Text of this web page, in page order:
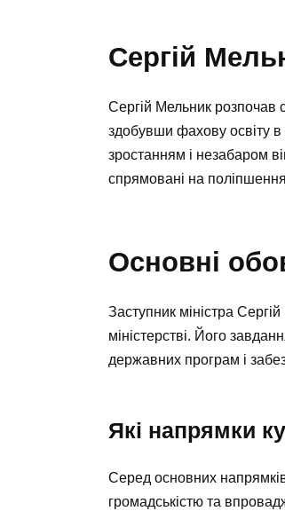
Сергій
Сергій Мельник розпочав
здобувши фахову освіту
зростанням і незабаром
спрямовані на
Основні
Заступник міністра
міністерстві. Його
державних програм і
Які напрямки
Серед основних
громадськістю та